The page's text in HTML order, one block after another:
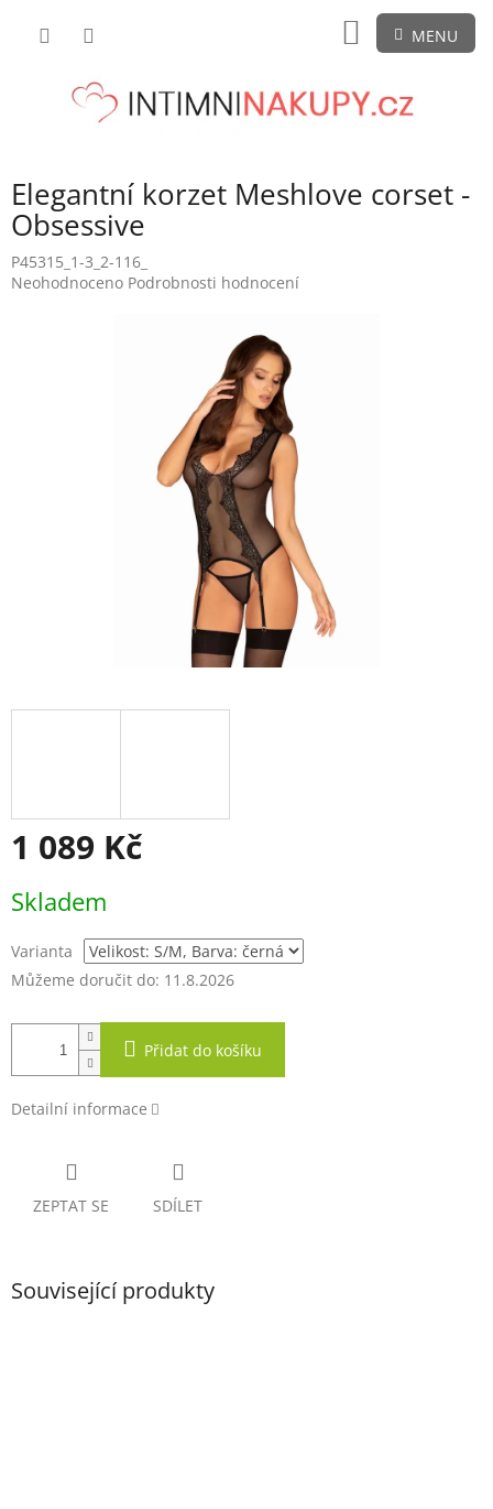
NÁKUPNÍ
KOŠÍK
Elegantní korzet Meshlove corset -
Obsessive
P45315_1-3_2-116_
Průměrné
Neohodnoceno Podrobnosti hodnocení
1 089 Kč
cena:
Skladem
Varianta
Můžeme doručit do: 11.8.2026
Přidat do košíku
Detailní informace
ZEPTAT SE SDÍLET
Související produkty